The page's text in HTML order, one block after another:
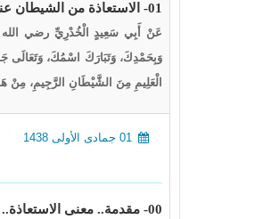
01- الاستعاذة من الشيطان عند افتتاح الصلاة
عَنْ أَبِي سَعِيدٍ الْخُدْرِيِّ رضي الله
وَبِحَمْدِكَ، وَتَبَارَكَ اسْمُكَ، وَتَعَالَى
الْعَلِيمِ مِنَ الشَّيْطَانِ الرَّجِيمِ، مِنْ هَمْزِهِ، وَنَفْخِهِ،
00- مقدمة.. معنى الاستعاذة.. فضلها.. أنواعها.. أركانها